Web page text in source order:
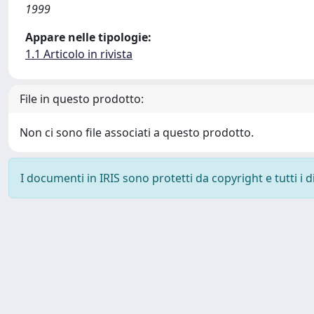
1999
Appare nelle tipologie:
1.1 Articolo in rivista
File in questo prodotto:
Non ci sono file associati a questo prodotto.
I documenti in IRIS sono protetti da copyright e tutti i